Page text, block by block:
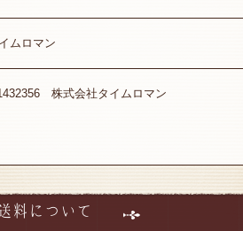
ムロマン
株式会社タイムロマン
料について